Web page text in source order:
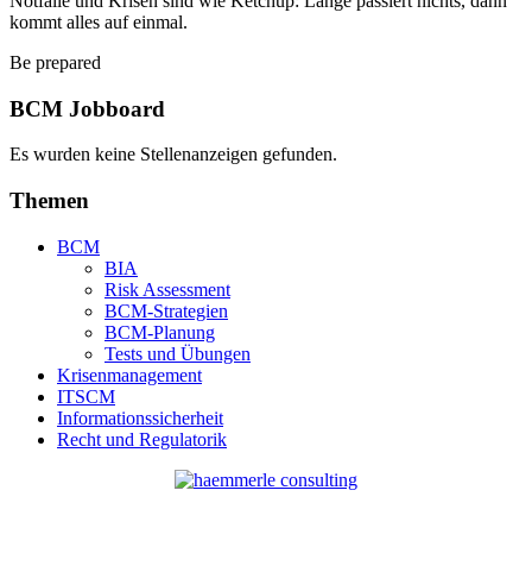
kommt alles auf einmal.
Be prepared
BCM Jobboard
Es wurden keine Stellenanzeigen gefunden.
Themen
BCM
BIA
Risk Assessment
BCM-Strategien
BCM-Planung
Tests und Übungen
Krisenmanagement
ITSCM
Informationssicherheit
Recht und Regulatorik